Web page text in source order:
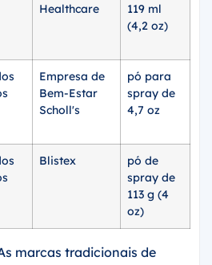
Healthcare
119 ml
(4,2 oz)
Empresa de
Bem-Estar
Scholl's
pó para
spray de
4,7 oz
Blistex
pó de
spray de
113 g (4
oz)
marcas tradicionais de